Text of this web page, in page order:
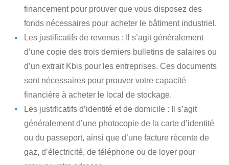
financement pour prouver que vous disposez des
fonds nécessaires pour acheter le bâtiment industriel.
Les justificatifs de revenus : Il s’agit généralement
d’une copie des trois derniers bulletins de salaires ou
d’un extrait Kbis pour les entreprises. Ces documents
sont nécessaires pour prouver votre capacité
financière à acheter le local de stockage.
Les justificatifs d’identité et de domicile : Il s’agit
généralement d’une photocopie de la carte d’identité
ou du passeport, ainsi que d’une facture récente de
gaz, d’électricité, de téléphone ou de loyer pour